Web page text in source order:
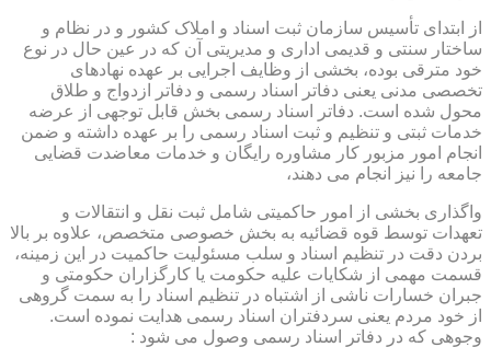
از ابتدای تأسیس سازمان ثبت اسناد و املاک کشور و در نظام و
ساختار سنتی و قدیمی اداری و مدیریتی آن که در عین حال در نوع
خود مترقی بوده، بخشی از وظایف اجرایی بر عهده نهادهای
تخصصی مدنی یعنی دفاتر اسناد رسمی و دفاتر ازدواج و طلاق
محول شده است. دفاتر اسناد رسمی بخش قابل توجهی از عرضه
خدمات ثبتی و تنظیم و ثبت اسناد رسمی را بر عهده داشته و ضمن
انجام امور مزبور کار مشاوره رایگان و خدمات معاضدت قضایی
جامعه را نیز انجام می دهند،
واگذاری بخشی از امور حاکمیتی شامل ثبت نقل و انتقالات و
تعهدات توسط قوه قضائیه به بخش خصوصی متخصص، علاوه بر بالا
بردن دقت در تنظیم اسناد و سلب مسئولیت حاکمیت در این زمینه،
قسمت مهمی از شکایات علیه حکومت یا کارگزاران حکومتی و
جبران خسارات ناشی از اشتباه در تنظیم اسناد را به سمت گروهی
از خود مردم یعنی سردفتران اسناد رسمی هدایت نموده است.
وجوهی که در دفاتر اسناد رسمی وصول می شود :